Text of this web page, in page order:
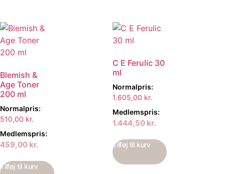
Blemish &
Age Toner
200 ml
Normalpris:
510,00 kr.
Medlemspris:
459,00 kr.
Tilføj til kurv
C E Ferulic 30
ml
Normalpris:
1.605,00 kr.
Medlemspris:
1.444,50 kr.
Tilføj til kurv